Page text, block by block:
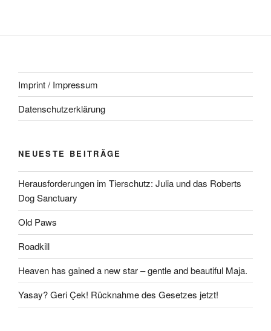
Imprint / Impressum
Datenschutzerklärung
NEUESTE BEITRÄGE
Herausforderungen im Tierschutz: Julia und das Roberts
Dog Sanctuary
Old Paws
Roadkill
Heaven has gained a new star – gentle and beautiful Maja.
Yasay? Geri Çek! Rücknahme des Gesetzes jetzt!